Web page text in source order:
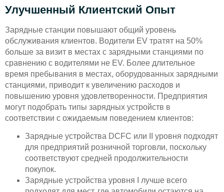
Улучшенный Клиентский Опыт
Зарядные станции повышают общий уровень
обслуживания клиентов. Водители EV тратят на 50%
больше за визит в местах с зарядными станциями по
сравнению с водителями не EV. Более длительное
время пребывания в местах, оборудованных зарядными
станциями, приводит к увеличению расходов и
повышению уровня удовлетворенности. Предприятия
могут подобрать типы зарядных устройств в
соответствии с ожидаемым поведением клиентов:
Зарядные устройства DCFC или II уровня подходят
для предприятий розничной торговли, поскольку
соответствуют средней продолжительности
покупок.
Зарядные устройства уровня I лучше всего